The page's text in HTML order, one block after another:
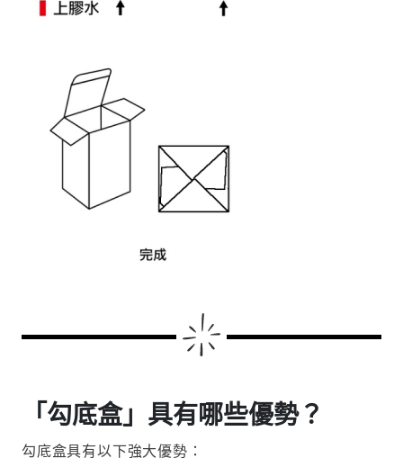
「勾底盒」具有哪些優勢？
勾底盒具有以下強大優勢：